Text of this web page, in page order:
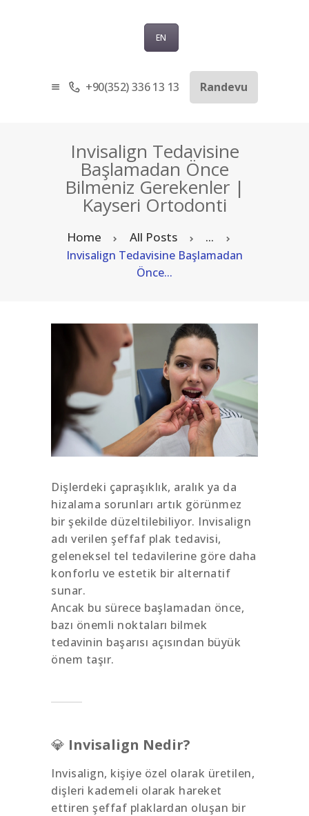
EN
+90(352) 336 13 13 Randevu
Invisalign Tedavisine
Başlamadan Önce
Bilmeniz Gerekenler |
Kayseri Ortodonti
Home All Posts ...
Invisalign Tedavisine Başlamadan
Önce...
SAĞLIK TURIZMI
TEDAVILER
BLOG
SORU-CEVAP
TÜRKÇE
Dişlerdeki çapraşıklık, aralık ya da
hizalama sorunları artık görünmez
bir şekilde düzeltilebiliyor. Invisalign
adı verilen şeffaf plak tedavisi,
geleneksel tel tedavilerine göre daha
konforlu ve estetik bir alternatif
sunar.
Ancak bu sürece başlamadan önce,
bazı önemli noktaları bilmek
tedavinin başarısı açısından büyük
önem taşır.
💎 Invisalign Nedir?
Invisalign, kişiye özel olarak üretilen,
dişleri kademeli olarak hareket
ettiren şeffaf plaklardan oluşan bir